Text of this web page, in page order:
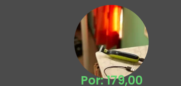
Por: 179,00